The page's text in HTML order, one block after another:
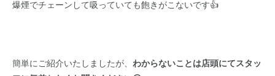
爆煙でチェーンして吸っていても飽きがこないです👍
簡単にご紹介いたしましたが、 わからないことは店頭にてスタッ